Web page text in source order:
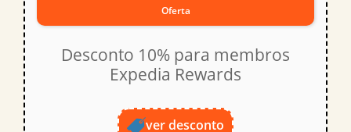
Oferta
Desconto 10% para membros
Expedia Rewards
ver desconto